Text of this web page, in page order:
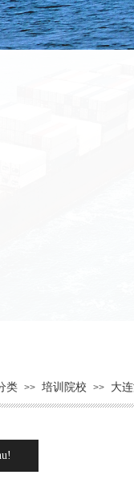
类 >> 培训院校 >> 大